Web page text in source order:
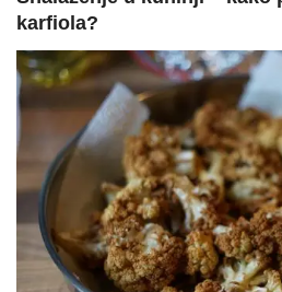
karfiola?